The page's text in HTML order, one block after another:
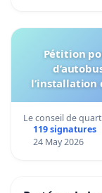
Pétition
l’installation
Le conseil de
119 signatures
24 May 2026